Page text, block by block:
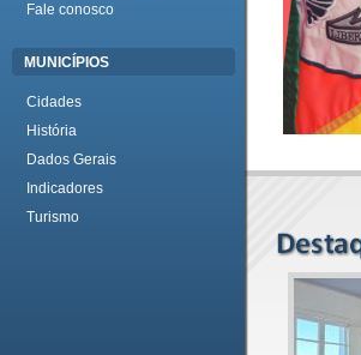
Fale conosco
MUNICÍPIOS
Cidades
História
Dados Gerais
Indicadores
Turismo